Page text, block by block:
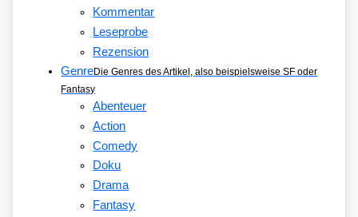
Kommentar
Leseprobe
Rezension
GenreDie Genres des Artikel, also beispielsweise SF oder
Fantasy
Abenteuer
Action
Comedy
Doku
Drama
Fantasy